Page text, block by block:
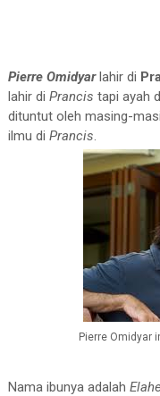
Pierre Omidyarlahir di
lahir di Prancis tapi ayah
dituntut oleh masing-
ilmu di Prancis.
Pierre Omidyar
Nama ibunya adalah